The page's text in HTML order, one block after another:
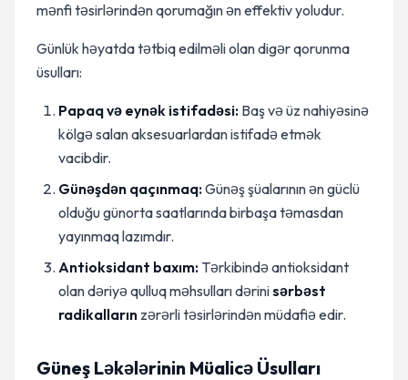
mənfi təsirlərindən qorumağın ən effektiv yoludur.
Günlük həyatda tətbiq edilməli olan digər qorunma
üsulları:
Papaq və eynək istifadəsi: Baş və üz nahiyəsinə
kölgə salan aksesuarlardan istifadə etmək
vacibdir.
Günəşdən qaçınmaq:Günəş şüalarının ən güclü
olduğu günorta saatlarında birbaşa təmasdan
yayınmaq lazımdır.
Antioksidant baxım: Tərkibində antioksidant
olan dəriyə qulluq məhsulları dərinisərbəst
radikalların zərərli təsirlərindən müdafiə edir.
Güneş Ləkələrinin Müalicə Üsulları